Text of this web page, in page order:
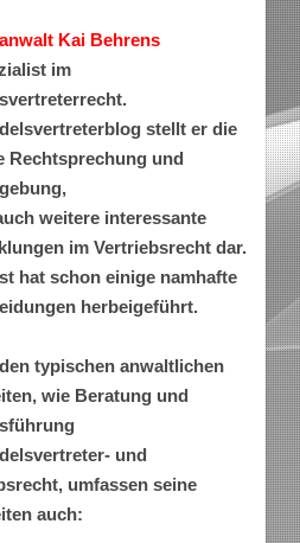
lt Kai Behrens
im
stellt er die
Rechtsprechung und
weitere interessante
im Vertriebsrecht dar.
hat schon einige namhafte
herbeigeführt.
typischen anwaltlichen
wie Beratung und
und
umfassen seine
auch: